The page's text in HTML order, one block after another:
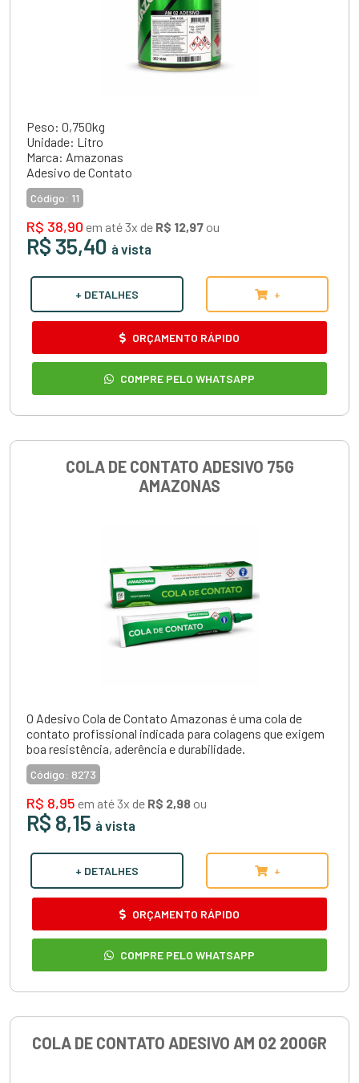
Peso: 0,750kg
Unidade: Litro
Marca: Amazonas
Adesivo de Contato
Código: 11
R$ 38,90 em até 3x de R$ 12,97 ou
R$ 35,40 à vista
+ DETALHES +
ORÇAMENTO RÁPIDO
COMPRE PELO WHATSAPP
COLA DE CONTATO ADESIVO 75G
AMAZONAS
O Adesivo Cola de Contato Amazonas é uma cola de
contato profissional indicada para colagens que exigem
boa resistência, aderência e durabilidade.
Código: 8273
R$ 8,95 em até 3x de R$ 2,98 ou
R$ 8,15 à vista
+ DETALHES +
ORÇAMENTO RÁPIDO
COMPRE PELO WHATSAPP
COLA DE CONTATO ADESIVO AM 02 200GR